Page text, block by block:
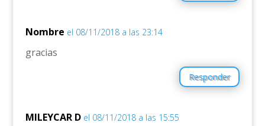
Nombre el 08/11/2018 a las 23:14
gracias
Responder
MILEYCAR D el 08/11/2018 a las 15:55